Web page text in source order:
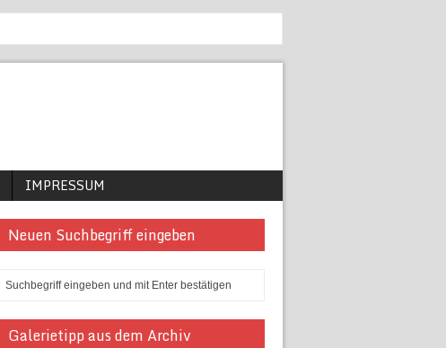
IMPRESSUM
Neuen Suchbegriff eingeben
Galerietipp aus dem Archiv